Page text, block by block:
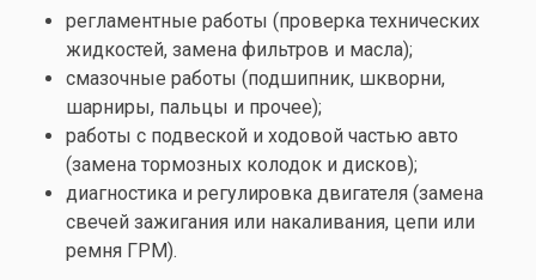
регламентные работы (проверка технических
жидкостей, замена фильтров и масла);
смазочные работы (подшипник, шкворни,
шарниры, пальцы и прочее);
работы с подвеской и ходовой частью авто
(замена тормозных колодок и дисков);
диагностика и регулировка двигателя (замена
свечей зажигания или накаливания, цепи или
ремня ГРМ).